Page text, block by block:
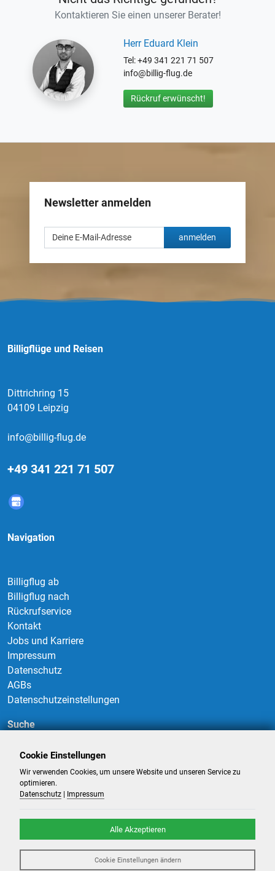
Kontaktieren Sie einen unserer Berater!
Herr Eduard Klein
Tel: +49 341 221 71 507
info@billig-flug.de
Rückruf erwünscht!
Newsletter anmelden
anmelden
Billigflüge und Reisen
Dittrichring 15
04109 Leipzig
info@billig-flug.de
+49 341 221 71 507
Navigation
Billigflug ab
Billigflug nach
Rückrufservice
Kontakt
Jobs und Karriere
Impressum
Datenschutz
AGBs
Datenschutzeinstellungen
Suche
Suchen
Billigflüge und Reisen- Alle Rechte reserviert. -
Cookie Einstellungen
Wir verwenden Cookies, um unsere Website und unseren Service zu
optimieren.
Datenschutz
Impressum
Alle Akzeptieren
Cookie Einstellungen ändern